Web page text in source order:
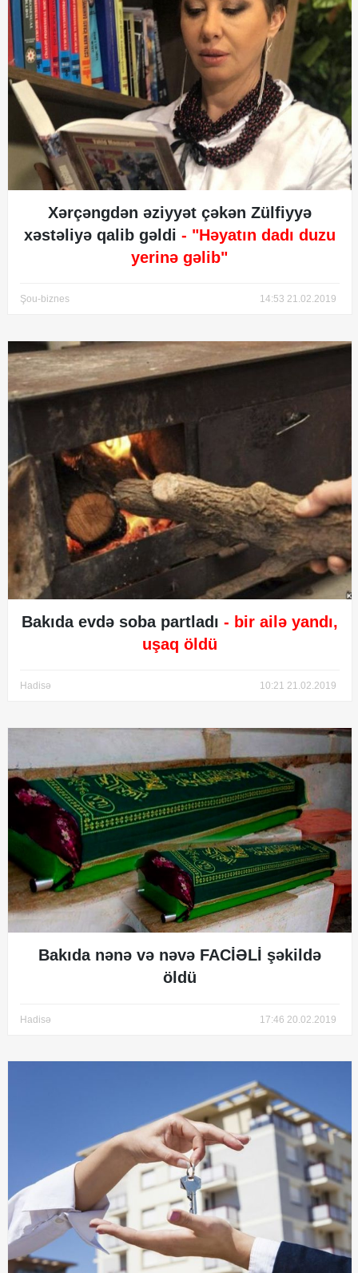
Xərçəngdən əziyyət çəkən Zülfiyyə
xəstəliyə qalib gəldi - "Həyatın dadı duzu
yerinə gəlib"
Şou-biznes 14:53 21.02.2019
Bakıda evdə soba partladı - bir ailə yandı,
uşaq öldü
Hadisə 10:21 21.02.2019
Bakıda nənə və nəvə FACİƏLİ şəkildə
öldü
Hadisə 17:46 20.02.2019